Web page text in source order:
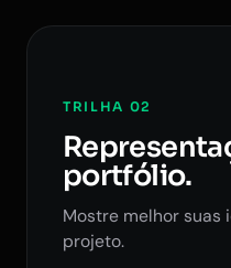
TRILHA 02
portfólio.
Mostre melhor suas
projeto.